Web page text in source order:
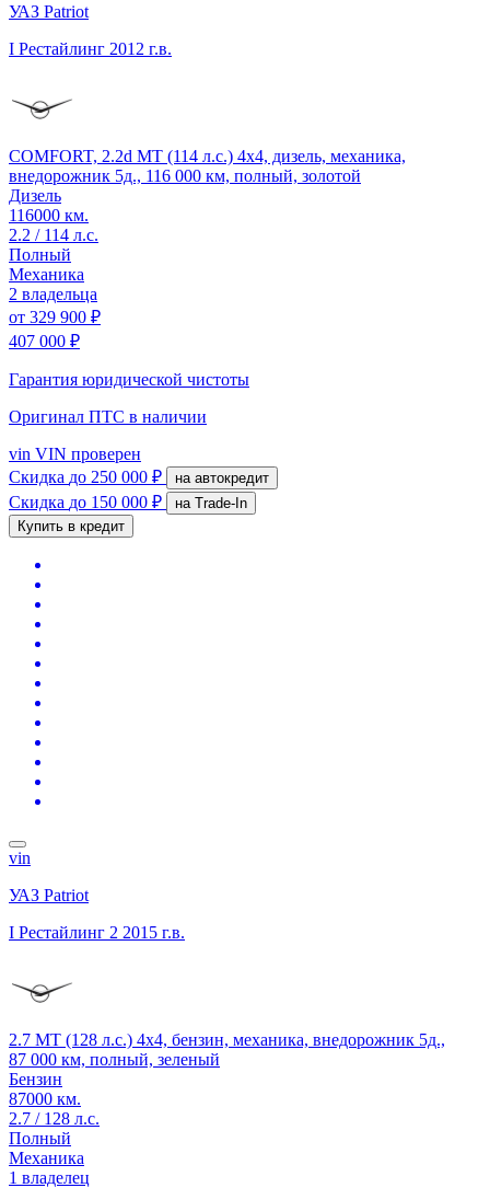
УАЗ Patriot
I Рестайлинг 2012 г.в.
COMFORT, 2.2d MT (114 л.с.) 4x4, дизель, механика,
внедорожник 5д., 116 000 км, полный, золотой
Дизель
116000 км.
2.2 / 114 л.с.
Полный
Механика
2 владельца
от 329 900 ₽
407 000 ₽
Гарантия юридической чистоты
Оригинал ПТС в наличии
vin VIN проверен
Скидка до 250 000 ₽ на автокредит
Скидка до 150 000 ₽
на Trade-In
Купить в кредит
vin
УАЗ Patriot
I Рестайлинг 2 2015 г.в.
2.7 MT (128 л.с.) 4x4, бензин, механика, внедорожник 5д.,
87 000 км, полный, зеленый
Бензин
87000 км.
2.7 / 128 л.с.
Полный
Механика
1 владелец